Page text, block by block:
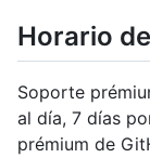
Horario
Soporte
al día, 7 días
prémium de